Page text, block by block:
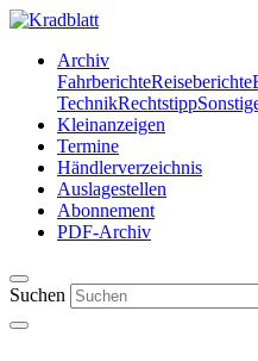
Archiv
FahrberichteReiseberichte
TechnikRechtstipp
Kleinanzeigen
Termine
Händlerverzeichnis
Auslagestellen
Abonnement
PDF-Archiv
Suchen